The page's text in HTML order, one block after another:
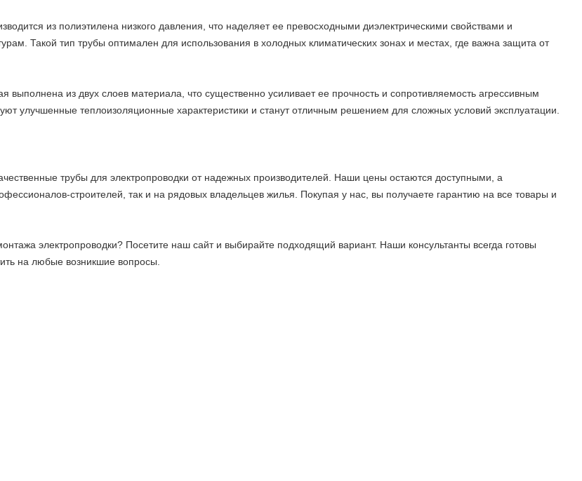
из полиэтилена низкого давления, что наделяет ее превосходными диэлектрическими свойствами и
Такой тип трубы оптимален для использования в холодных климатических зонах и местах, где важна защита от
выполнена из двух слоев материала, что существенно усиливает ее прочность и сопротивляемость агрессивным
улучшенные теплоизоляционные характеристики и станут отличным решением для сложных условий эксплуатации.
трубы для электропроводки от надежных производителей. Наши цены остаются доступными, а
строителей, так и на рядовых владельцев жилья. Покупая у нас, вы получаете гарантию на все товары и
электропроводки? Посетите наш сайт и выбирайте подходящий вариант. Наши консультанты всегда готовы
на любые возникшие вопросы.